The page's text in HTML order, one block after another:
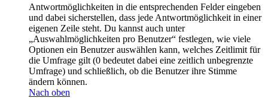
Antwortmöglichkeiten in die entsprechenden Felder eingeben
und dabei sicherstellen, dass jede Antwortmöglichkeit in einer
eigenen Zeile steht. Du kannst auch unter
„Auswahlmöglichkeiten pro Benutzer“ festlegen, wie viele
Optionen ein Benutzer auswählen kann, welches Zeitlimit für
die Umfrage gilt (0 bedeutet dabei eine zeitlich unbegrenzte
Umfrage) und schließlich, ob die Benutzer ihre Stimme
ändern können.
Nach oben